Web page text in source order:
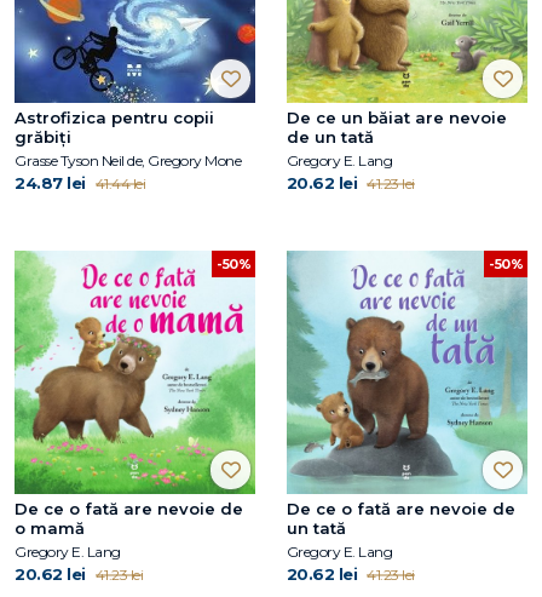
Astrofizica pentru copii
grăbiți
Grasse Tyson Neil de, Gregory Mone
24.87 lei 41.44 lei
De ce un băiat are nevoie
de un tată
Gregory E. Lang
20.62 lei 41.23 lei
-50%
De ce o fată are nevoie de
o mamă
Gregory E. Lang
20.62 lei 41.23 lei
-50%
De ce o fată are nevoie de
un tată
Gregory E. Lang
20.62 lei 41.23 lei